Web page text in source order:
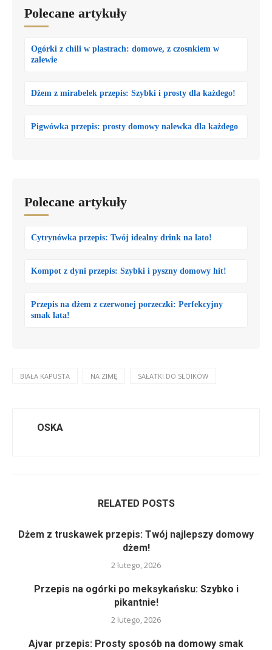
Polecane artykuły
Ogórki z chili w plastrach: domowe, z czosnkiem w
zalewie
Dżem z mirabelek przepis: Szybki i prosty dla każdego!
Pigwówka przepis: prosty domowy nalewka dla każdego
Polecane artykuły
Cytrynówka przepis: Twój idealny drink na lato!
Kompot z dyni przepis: Szybki i pyszny domowy hit!
Przepis na dżem z czerwonej porzeczki: Perfekcyjny
smak lata!
BIAŁA KAPUSTA NA ZIMĘ SAŁATKI DO SŁOIKÓW
OSKA
RELATED POSTS
Dżem z truskawek przepis: Twój najlepszy domowy
dżem!
2 lutego, 2026
Przepis na ogórki po meksykańsku: Szybko i
pikantnie!
2 lutego, 2026
Ajvar przepis: Prosty sposób na domowy smak